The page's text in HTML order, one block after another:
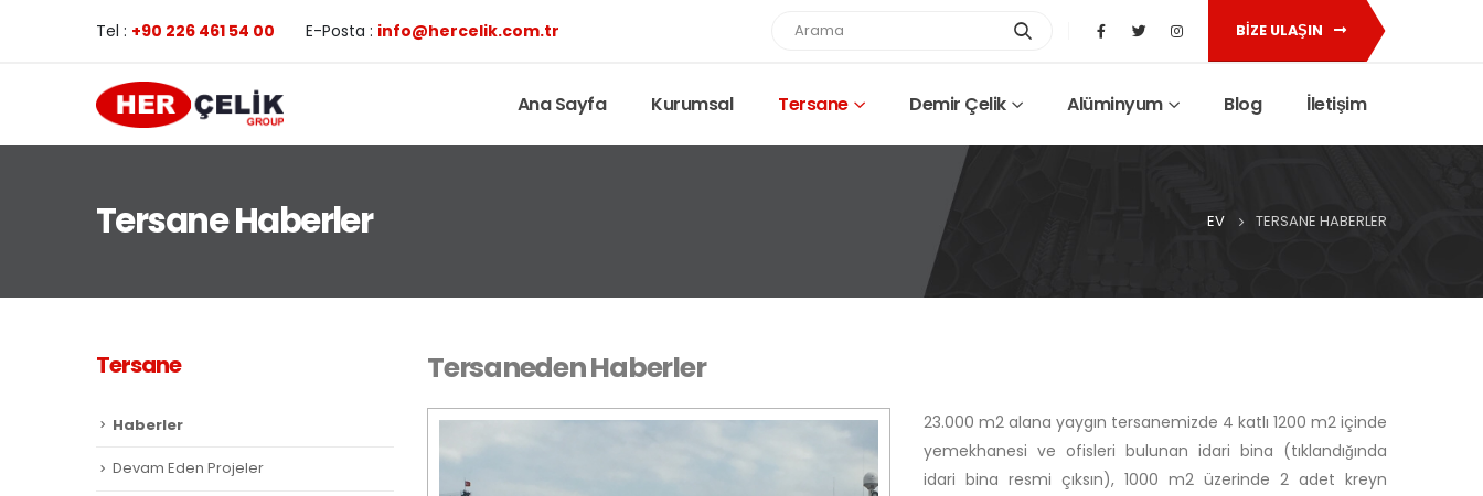
Tel : +90 226 461 54 00 E-Posta : info@hercelik.com.tr BİZE ULAŞIN
Ana Sayfa Kurumsal Tersane Demir Çelik Alüminyum Blog İletişim
Tersane Haberler EV TERSANE HABERLER
Tersaneden Haberler
23.000 m2 alana yaygın tersanemizde 4 katlı 1200 m2 içinde
yemekhanesi ve ofisleri bulunan idari bina (tıklandığında
idari bina resmi çıksın), 1000 m2 üzerinde 2 adet kreyn
Tersane
Haberler
Devam Eden Projeler